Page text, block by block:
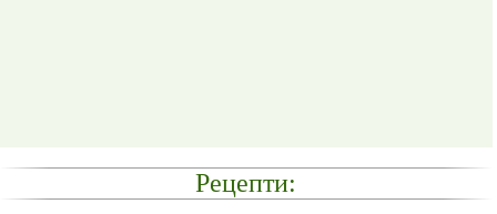
Рецепти: